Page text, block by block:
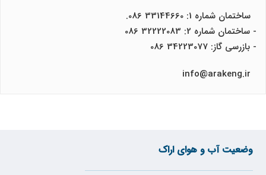
ساختمان شماره 1: 33144660 086.
- ساختمان شماره 2: 32222083 086
- بازرسی گاز: 34223077 086
وضعیت آب و هوای اراک